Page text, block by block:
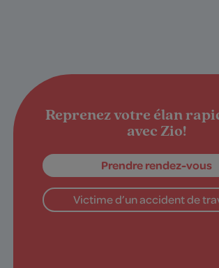
Reprenez votre élan
avec Zio!
Prendre rendez-vous
Victime d’un accident de